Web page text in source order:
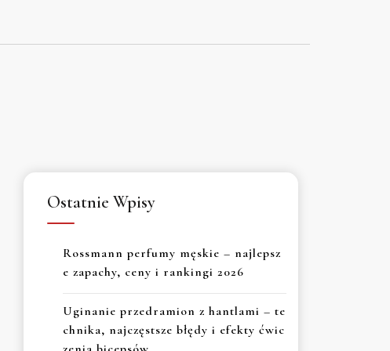
Ostatnie Wpisy
Rossmann perfumy męskie – najlepsz
e zapachy, ceny i rankingi 2026
Uginanie przedramion z hantlami – te
chnika, najczęstsze błędy i efekty ćwic